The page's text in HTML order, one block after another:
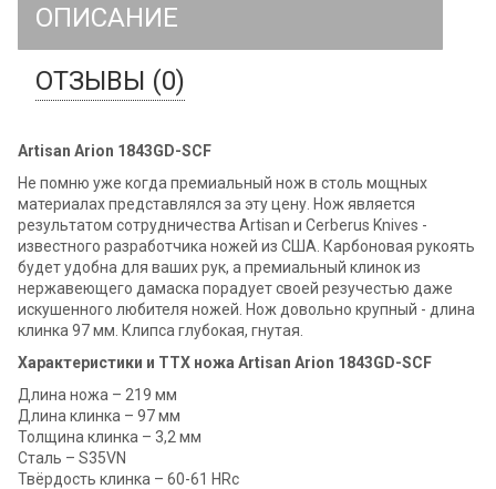
ОПИСАНИЕ
ОТЗЫВЫ (0)
Artisan Arion 1843GD-SCF
Не помню уже когда премиальный нож в столь мощных
материалах представлялся за эту цену. Нож является
результатом сотрудничества Artisan и Cerberus Knives -
известного разработчика ножей из США. Карбоновая рукоять
будет удобна для ваших рук, а премиальный клинок из
нержавеющего дамаска порадует своей резучестью даже
искушенного любителя ножей. Нож довольно крупный - длина
клинка 97 мм. Клипса глубокая, гнутая.
Характеристики и ТТХ ножа Artisan Arion 1843GD-SCF
Длина ножа – 219 мм
Длина клинка – 97 мм
Толщина клинка – 3,2 мм
Сталь – S35VN
Твёрдость клинка – 60-61 HRc